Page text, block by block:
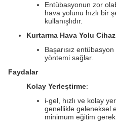
Entübasyonun zor
hava yolunu hızlı bir
kullanışlıdır.
Kurtarma Hava Yolu
Başarısız
yöntemi sağlar.
Faydalar
Kolay Yerleştirme:
i-gel, hızlı ve kolay
genellikle geleneksel
minimum eğitim